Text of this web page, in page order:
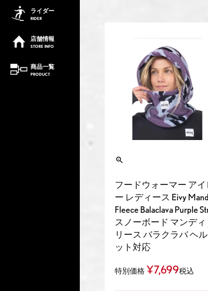
ライダー
RIDER
店舗情報
STORE INFO
商品一覧
PRODUCT
フードウォーマー アイ
ー レディース Eivy
Fleece Balaclava Purple
スノーボード マンディ
リース バラクラバ ヘ
ット対応
特別価格 ¥7,699税込